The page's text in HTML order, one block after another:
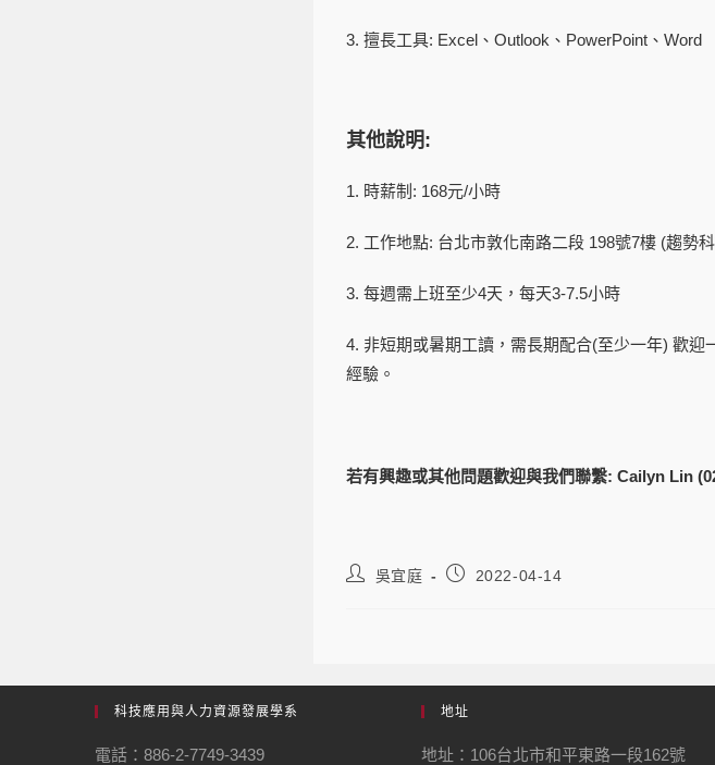
3. 擅長工具: Excel、Outlook、PowerPoint、Word
其他說明:
1. 時薪制: 168元/小時
2. 工作地點: 台北市敦化南路二段 198號7樓 (趨勢
3. 每週需上班至少4天，每天3-7.5小時
4. 非短期或暑期工讀，需長期配合(至少一年) 歡
經驗。
若有興趣或其他問題歡迎與我們聯繫: Cailyn Lin
吳宜庭 2022-04-14
科技應用與人力資源發展學系
電話：886-2-7749-3439
地址
地址：106台北市和平東路一段162號